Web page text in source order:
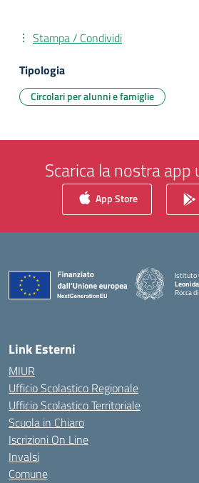
Stampa / Condividi
Tipologia
Circolari per alunni e famiglie
Scarica la nostra app
App Store
Istituto
Rocca
—
Link Esterni
MIUR
Ufficio Scolastico Regionale
Ufficio Scolastico Territoriale
Scuola in Chiaro
Iscrizioni On Line
Invalsi
Comune